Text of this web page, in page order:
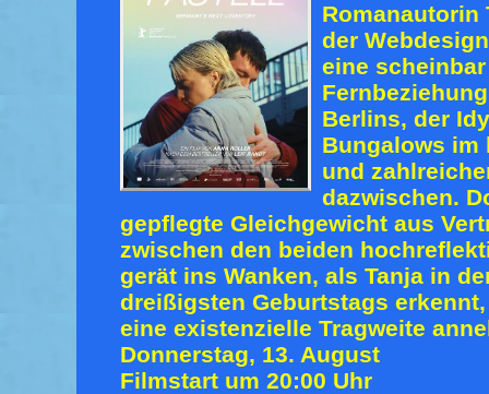
Romanautorin
der
eine
Berlins, der
Bungalows im
und
dazwischen.
gepflegte Gleichgewicht aus
zwischen den beiden
gerät ins Wanken, als Tanja in
dreißigsten Geburtstags
eine existenzielle Tragweite
Donnerstag, 13. August
Filmstart um 20:00 Uhr